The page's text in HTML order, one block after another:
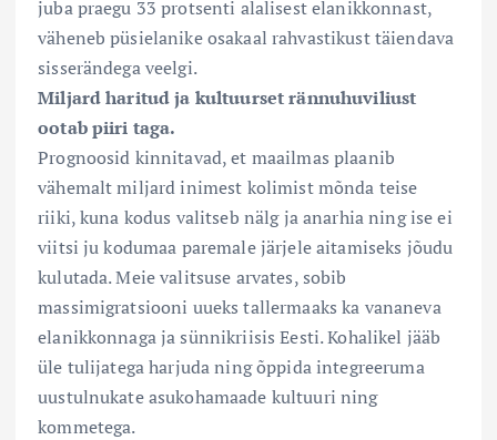
juba praegu 33 protsenti alalisest elanikkonnast,
väheneb püsielanike osakaal rahvastikust täiendava
sisserändega veelgi.
Miljard haritud ja kultuurset rännuhuviliust
ootab piiri taga.
Prognoosid kinnitavad, et maailmas plaanib
vähemalt miljard inimest kolimist mõnda teise
riiki, kuna kodus valitseb nälg ja anarhia ning ise ei
viitsi ju kodumaa paremale järjele aitamiseks jõudu
kulutada. Meie valitsuse arvates, sobib
massimigratsiooni uueks tallermaaks ka vananeva
elanikkonnaga ja sünnikriisis Eesti. Kohalikel jääb
üle tulijatega harjuda ning õppida integreeruma
uustulnukate asukohamaade kultuuri ning
kommetega.